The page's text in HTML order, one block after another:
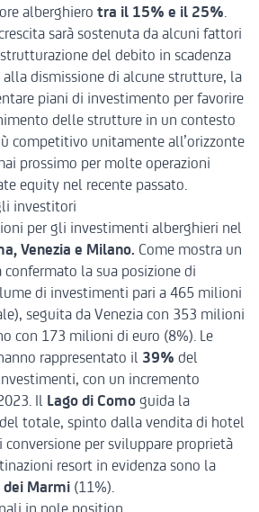
alberghiero tra il 15% e il 25%.
sarà sostenuta da alcuni fattori
del debito in scadenza
dismissione di alcune strutture, la
piani di investimento per favorire
delle strutture in un contesto
competitivo unitamente all’orizzonte
prossimo per molte operazioni
equity nel recente passato.
investitori
per gli investimenti alberghieri nel
Venezia e Milano. Come mostra un
confermato la sua posizione di
di investimenti pari a 465 milioni
seguita da Venezia con 353 milioni
con 173 milioni di euro (8%). Le
rappresentato il 39% del
con un incremento
Il Lago di Como guida la
totale, spinto dalla vendita di hotel
per sviluppare proprietà
resort in evidenza sono la
dei Marmi (11%).
in pole position